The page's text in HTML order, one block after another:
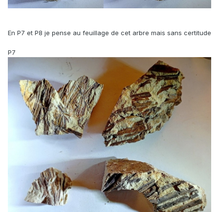
En P7 et P8 je pense au feuillage de cet arbre mais sans certitude
P7